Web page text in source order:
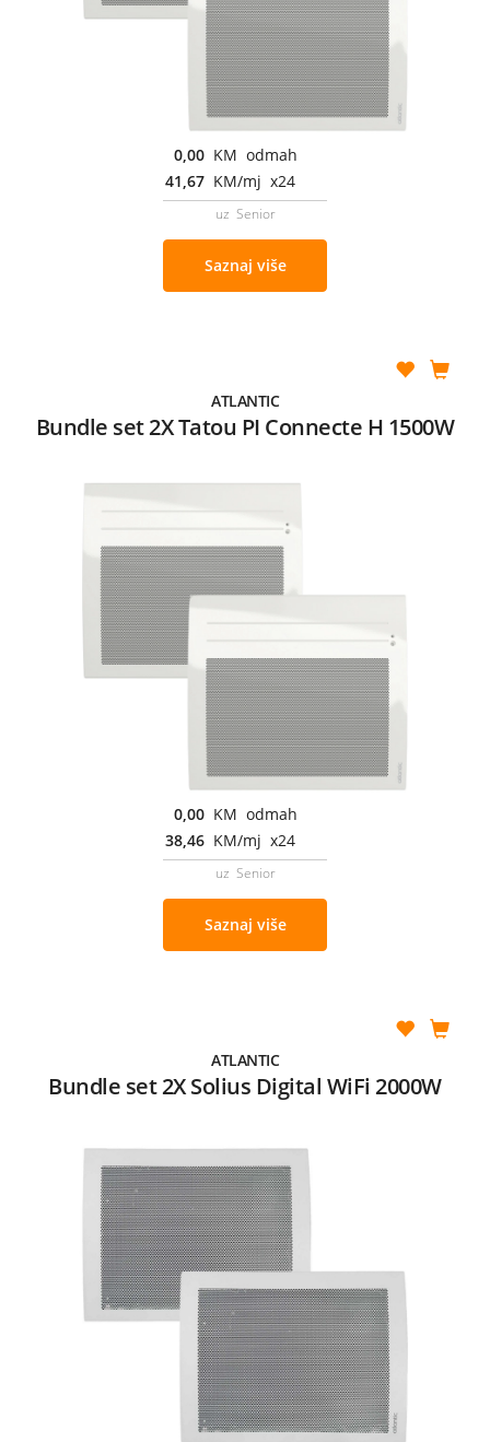
0,00 KM odmah
41,67 KM/mj x24
uz Senior
Saznaj više
ATLANTIC
Bundle set 2X Tatou PI Connecte H 1500W
0,00 KM odmah
38,46 KM/mj x24
uz Senior
Saznaj više
ATLANTIC
Bundle set 2X Solius Digital WiFi 2000W